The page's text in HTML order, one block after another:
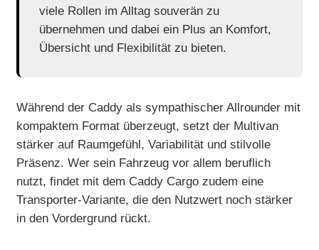
viele Rollen im Alltag souverän zu
übernehmen und dabei ein Plus an Komfort,
Übersicht und Flexibilität zu bieten.
Während der Caddy als sympathischer Allrounder mit
kompaktem Format überzeugt, setzt der Multivan
stärker auf Raumgefühl, Variabilität und stilvolle
Präsenz. Wer sein Fahrzeug vor allem beruflich
nutzt, findet mit dem Caddy Cargo zudem eine
Transporter-Variante, die den Nutzwert noch stärker
in den Vordergrund rückt.